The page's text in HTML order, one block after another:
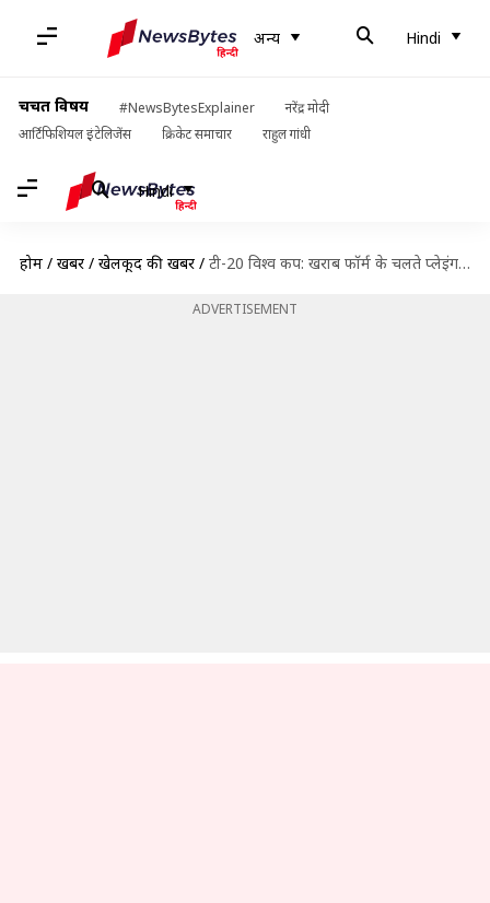
अन्य Hindi
चर्चित विषय #NewsBytesExplainer
नरेंद्र मोदी
आर्टिफिशियल इंटेलिजेंस
क्रिकेट समाचार राहुल गांधी
Hindi
होम / खबरें / खेलकूद की खबरें / टी-20 विश्व कप: खराब फॉर्म के चलते प्लेइंग इलेवन से बाहर रह सकते हैं कप्तान मोर्गन
ADVERTISEMENT